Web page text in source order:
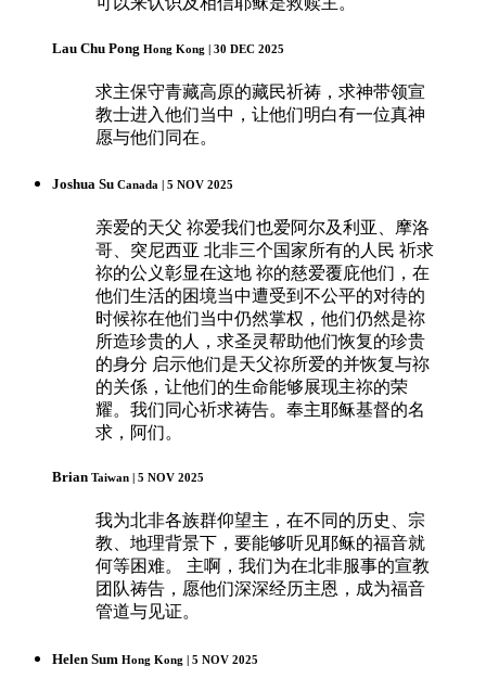
Lau Chu Pong Hong Kong | 30 DEC 2025
求主保守青藏高原的藏民祈祷，求神带领宣
教士进入他们当中，让他们明白有一位真神
愿与他们同在。
Joshua Su Canada | 5 NOV 2025
亲爱的天父 祢爱我们也爱阿尔及利亚、摩洛
哥、突尼西亚 北非三个国家所有的人民 祈求
祢的公义彰显在这地 祢的慈爱覆庇他们，在
他们生活的困境当中遭受到不公平的对待的
时候祢在他们当中仍然掌权，他们仍然是祢
所造珍贵的人，求圣灵帮助他们恢复的珍贵
的身分 启示他们是天父祢所爱的并恢复与祢
的关係，让他们的生命能够展现主祢的荣
耀。我们同心祈求祷告。奉主耶稣基督的名
求，阿们。
Brian Taiwan | 5 NOV 2025
我为北非各族群仰望主，在不同的历史、宗
教、地理背景下，要能够听见耶稣的福音就
何等困难。 主啊，我们为在北非服事的宣教
团队祷告，愿他们深深经历主恩，成为福音
管道与见证。
Helen Sum Hong Kong | 5 NOV 2025